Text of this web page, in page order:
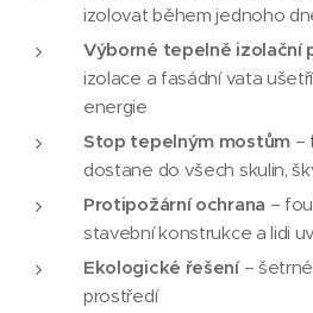
izolovat během jednoho
Výborné tepelně izolační
izolace a fasádní vata
energie
Stop tepelným mostům–
dostane do všech skulin,
Protipožární ochrana –
stavební konstrukce a lidi
Ekologické řešení–
prostředí